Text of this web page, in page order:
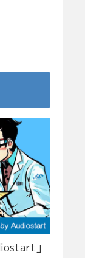
」